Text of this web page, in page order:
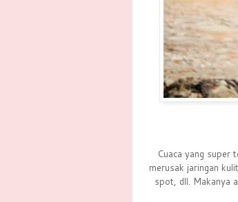
Cuaca yang super
merusak jaringan
spot, dll. Makanya